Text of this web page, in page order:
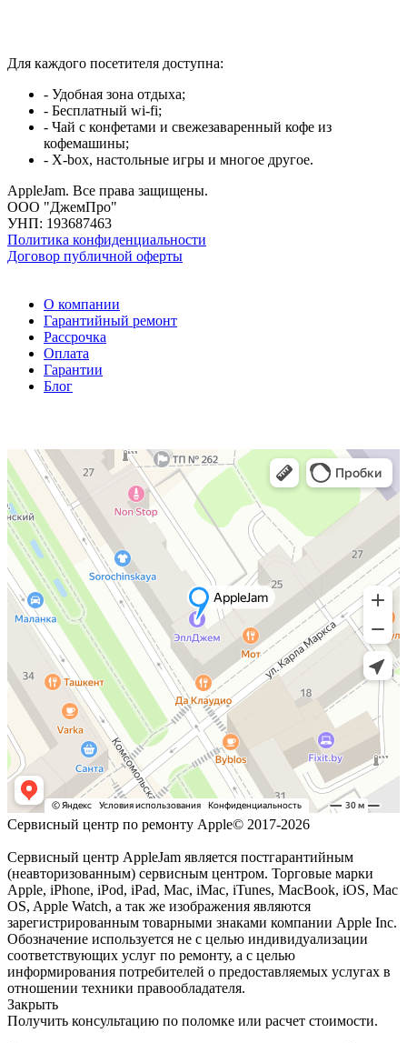
Для каждого посетителя доступна:
- Удобная зона отдыха;
- Бесплатный wi-fi;
- Чай с конфетами и свежезаваренный кофе из
кофемашины;
- X-box, настольные игры и многое другое.
AppleJam. Все права защищены.
ООО "ДжемПро"
УНП: 193687463
Политика конфиденциальности
Договор публичной оферты
О компании
Гарантийный ремонт
Рассрочка
Оплата
Гарантии
Блог
Сервисный центр по ремонту Apple© 2017-2026
Сервисный центр AppleJam является постгарантийным
(неавторизованным) сервисным центром. Торговые марки
Apple, iPhone, iPod, iPad, Mac, iMac, iTunes, MacBook, iOS, Mac
OS, Apple Watch, а так же изображения являются
зарегистрированным товарными знаками компании Apple Inc.
Обозначение используется не с целью индивидуализации
соответствующих услуг по ремонту, а с целью
информирования потребителей о предоставляемых услугах в
отношении техники правообладателя.
Закрыть
Получить консультацию по поломке или расчет стоимости.